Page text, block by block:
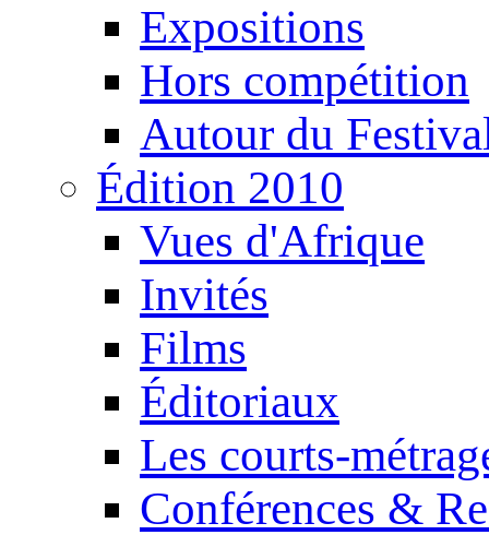
Expositions
Hors compétition
Autour du
Édition 2010
Vues d'Afrique
Invités
Films
Éditoriaux
Les courts-
Conférences &